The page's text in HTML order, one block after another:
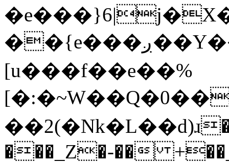
��{e���ږ��Y��`�{뾝�uf��]{C�+
[u���f��e��%
��2(�Nk�L��
���_Z�-��